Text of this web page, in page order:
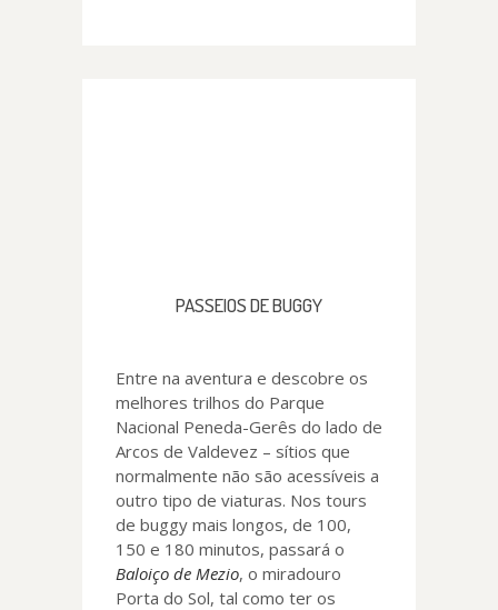
PASSEIOS DE BUGGY
Entre na aventura e descobre os
melhores trilhos do Parque
Nacional Peneda-Gerês do lado de
Arcos de Valdevez – sítios que
normalmente não são acessíveis a
outro tipo de viaturas. Nos tours
de buggy mais longos, de 100,
150 e 180 minutos, passará o
Baloiço de Mezio, o miradouro
Porta do Sol, tal como ter os